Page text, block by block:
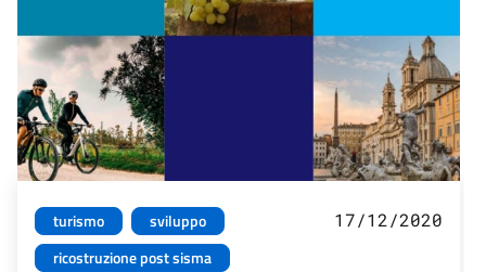
turismo
sviluppo
ricostruzione post sisma
17/12/2020